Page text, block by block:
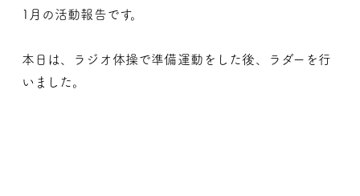
1月の活動報告です。
本日は、ラジオ体操で準備運動をした後、ラダーを行
いました。